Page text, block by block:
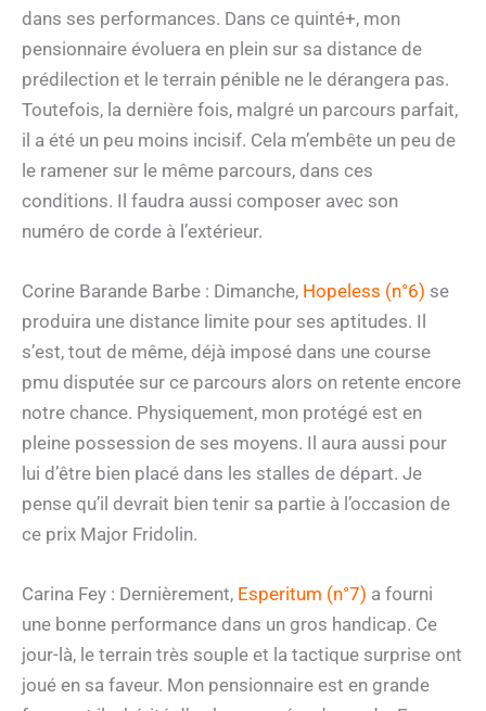
dans ses performances. Dans ce quinté+, mon
pensionnaire évoluera en plein sur sa distance de
prédilection et le terrain pénible ne le dérangera pas.
Toutefois, la dernière fois, malgré un parcours parfait,
il a été un peu moins incisif. Cela m’embête un peu de
le ramener sur le même parcours, dans ces
conditions. Il faudra aussi composer avec son
numéro de corde à l’extérieur.
Corine Barande Barbe : Dimanche, Hopeless (n°6) se
produira une distance limite pour ses aptitudes. Il
s’est, tout de même, déjà imposé dans une course
pmu disputée sur ce parcours alors on retente encore
notre chance. Physiquement, mon protégé est en
pleine possession de ses moyens. Il aura aussi pour
lui d’être bien placé dans les stalles de départ. Je
pense qu’il devrait bien tenir sa partie à l’occasion de
ce prix Major Fridolin.
Carina Fey : Dernièrement, Esperitum (n°7) a fourni
une bonne performance dans un gros handicap. Ce
jour-là, le terrain très souple et la tactique surprise ont
joué en sa faveur. Mon pensionnaire est en grande